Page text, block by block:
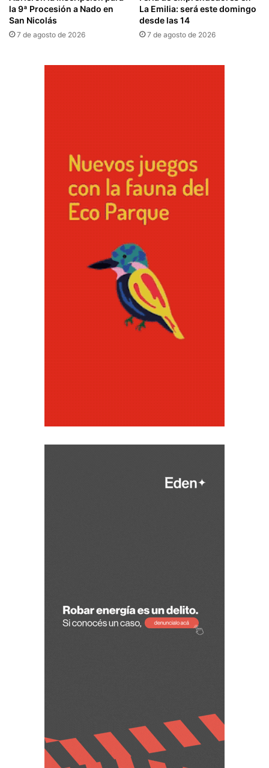
la 9ª Procesión a Nado en
San Nicolás
7 de agosto de 2026
La Emilia: será este domingo
desde las 14
7 de agosto de 2026